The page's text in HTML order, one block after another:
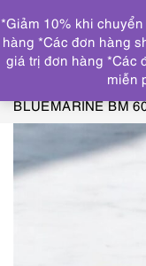
Trang chủ KÍNH
5503-
BLUEMARINE BM
*Giảm 10% khi
hàng *Các đơn hàng
giá trị đơn hàng *Các
miễn